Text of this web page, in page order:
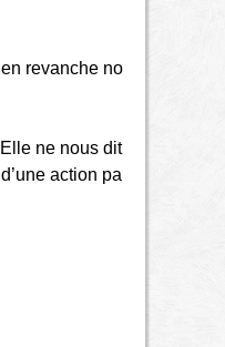
revanche no
ne nous dit
action pa